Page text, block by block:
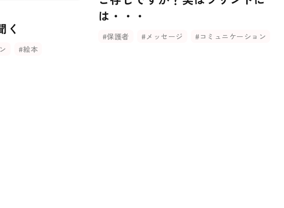
く
#絵本
は・・・
#保護者 #メッセージ #コミュニケーション